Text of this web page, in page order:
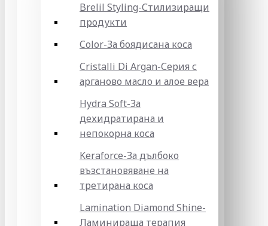
Brelil Styling-Стилизиращи
продукти
Color-За боядисана коса
Cristalli Di Argan-Серия с
арганово масло и алое вера
Hydra Soft-За
дехидратирана и
непокорна коса
Keraforce-За дълбоко
възстановяване на
третирана коса
Lamination Diamond Shine-
Ламинираща терапия